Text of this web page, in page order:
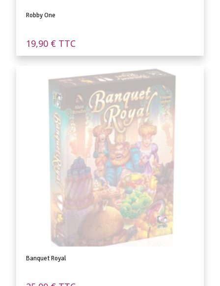
Robby One
19,90 € TTC
Banquet Royal